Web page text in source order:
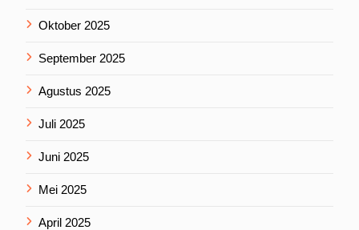
Oktober 2025
September 2025
Agustus 2025
Juli 2025
Juni 2025
Mei 2025
April 2025